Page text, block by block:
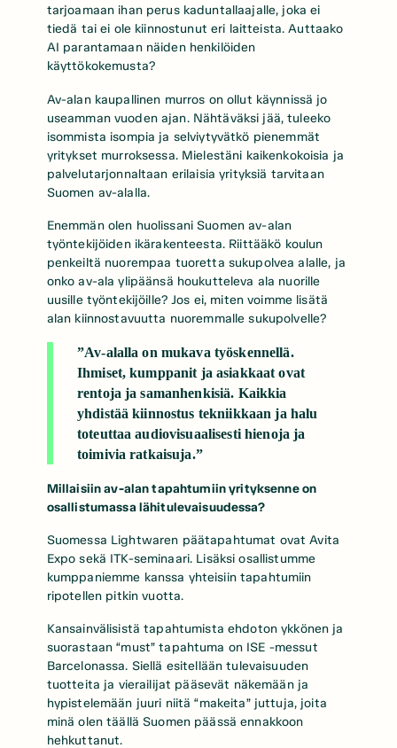
tarjoamaan ihan perus kaduntallaajalle, joka ei
tiedä tai ei ole kiinnostunut eri laitteista. Auttaako
AI parantamaan näiden henkilöiden
käyttökokemusta?
Av-alan kaupallinen murros on ollut käynnissä jo
useamman vuoden ajan. Nähtäväksi jää, tuleeko
isommista isompia ja selviytyvätkö pienemmät
yritykset murroksessa. Mielestäni kaikenkokoisia ja
palvelutarjonnaltaan erilaisia yrityksiä tarvitaan
Suomen av-alalla.
Enemmän olen huolissani Suomen av-alan
työntekijöiden ikärakenteesta. Riittääkö koulun
penkeiltä nuorempaa tuoretta sukupolvea alalle, ja
onko av-ala ylipäänsä houkutteleva ala nuorille
uusille työntekijöille? Jos ei, miten voimme lisätä
alan kiinnostavuutta nuoremmalle sukupolvelle?
”Av-alalla on mukava työskennellä.
Ihmiset, kumppanit ja asiakkaat ovat
rentoja ja samanhenkisiä. Kaikkia
yhdistää kiinnostus tekniikkaan ja halu
toteuttaa audiovisuaalisesti hienoja ja
toimivia ratkaisuja.”
Millaisiin av-alan tapahtumiin yrityksenne on
osallistumassa lähitulevaisuudessa?
Suomessa Lightwaren päätapahtumat ovat Avita
Expo sekä ITK-seminaari. Lisäksi osallistumme
kumppaniemme kanssa yhteisiin tapahtumiin
ripotellen pitkin vuotta.
Kansainvälisistä tapahtumista ehdoton ykkönen ja
suorastaan “must” tapahtuma on ISE -messut
Barcelonassa. Siellä esitellään tulevaisuuden
tuotteita ja vierailijat pääsevät näkemään ja
hypistelemään juuri niitä “makeita” juttuja, joita
minä olen täällä Suomen päässä ennakkoon
hehkuttanut.